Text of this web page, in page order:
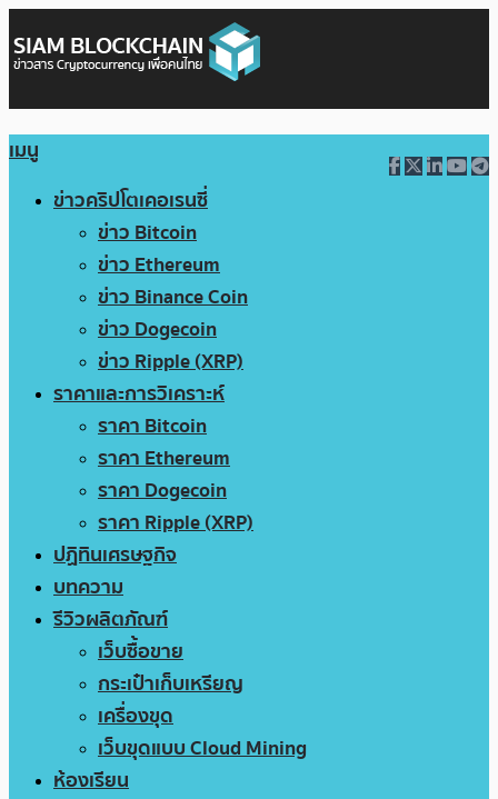
เมนู
ข่าวคริปโตเคอเรนซี่
ข่าว Bitcoin
ข่าว Ethereum
ข่าว Binance Coin
ข่าว Dogecoin
ข่าว Ripple (XRP)
ราคาและการวิเคราะห์
ราคา Bitcoin
ราคา Ethereum
ราคา Dogecoin
ราคา Ripple (XRP)
ปฏิทินเศรษฐกิจ
บทความ
รีวิวผลิตภัณฑ์
เว็บซื้อขาย
กระเป๋าเก็บเหรียญ
เครื่องขุด
เว็บขุดแบบ Cloud Mining
ห้องเรียน